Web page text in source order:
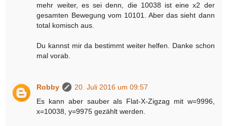
mehr weiter, es sei denn, die 10038 ist eine x2 der
gesamten Bewegung vom 10101. Aber das sieht dann
total komisch aus.
Du kannst mir da bestimmt weiter helfen. Danke schon
mal vorab.
Robby
20. Juli 2016 um 09:57
Es kann aber sauber als Flat-X-Zigzag mit w=9996,
x=10038, y=9975 gezählt werden.